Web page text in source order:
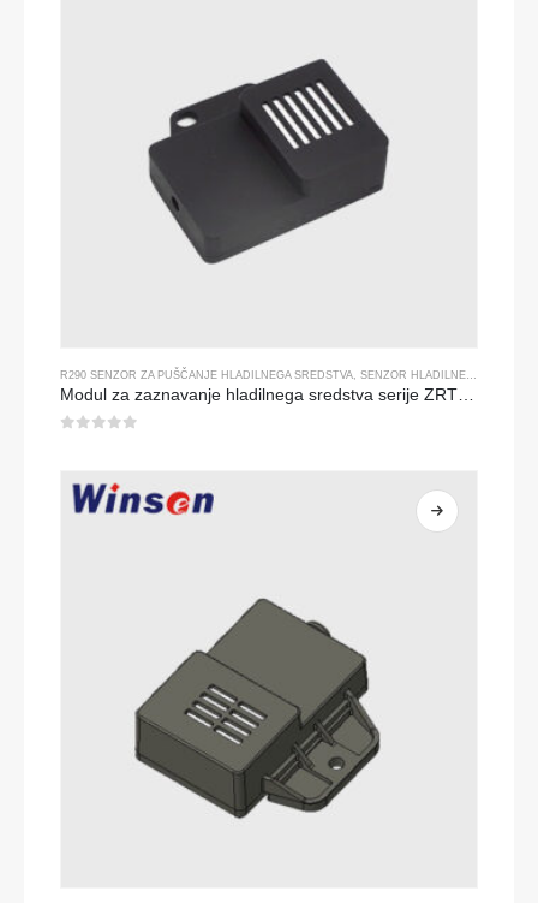
R290 SENZOR ZA PUŠČANJE HLADILNEGA SREDSTVA SENZOR HLADILNEGA PLINA